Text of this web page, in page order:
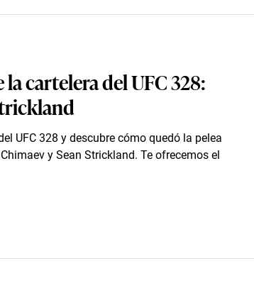
cartelera del UFC 328:
UFC 328 y descubre cómo quedó la pelea
y Sean Strickland. Te ofrecemos el